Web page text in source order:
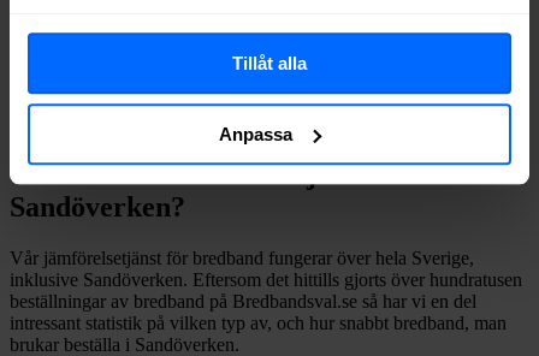
Tillåt alla
Anpassa
bara att göra en snabb sökning här:
Vilket fast bredband väljer man i
Sandöverken?
Vår jämförelsetjänst för bredband fungerar över hela Sverige,
inklusive Sandöverken. Eftersom det hittills gjorts över hundratusen
beställningar av bredband på Bredbandsval.se så har vi en del
intressant statistik på vilken typ av, och hur snabbt bredband, man
brukar beställa i Sandöverken.